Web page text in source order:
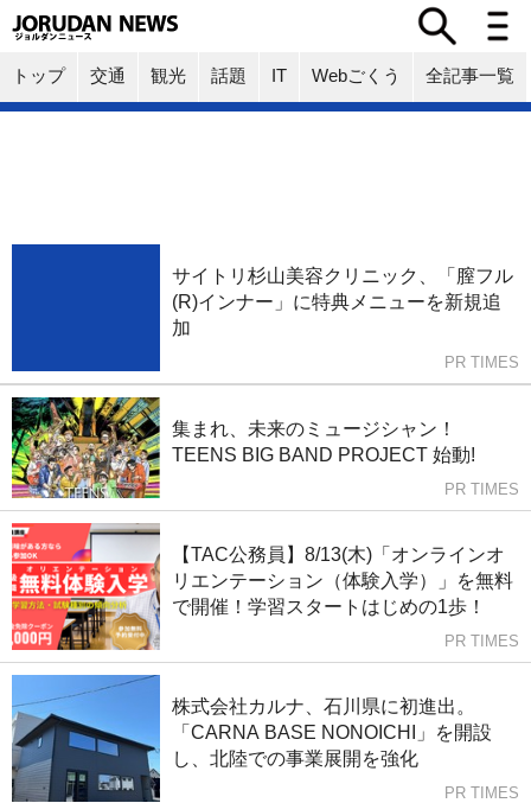
トップ 交通 観光 話題 IT Webごくう 全記事一覧
サイトリ杉山美容クリニック、「膣フル
(R)インナー」に特典メニューを新規追
加
PR TIMES
集まれ、未来のミュージシャン！
TEENS BIG BAND PROJECT 始動!
PR TIMES
【TAC公務員】8/13(木)「オンラインオ
リエンテーション（体験入学）」を無料
で開催！学習スタートはじめの1歩！
PR TIMES
株式会社カルナ、石川県に初進出。
「CARNA BASE NONOICHI」を開設
し、北陸での事業展開を強化
PR TIMES